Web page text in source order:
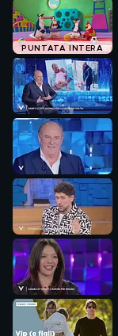
PUNTATA INTERA